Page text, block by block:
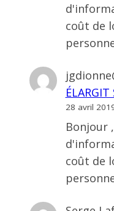
coût de
ÉLARGIT
28 avril
Bonjour
coût de